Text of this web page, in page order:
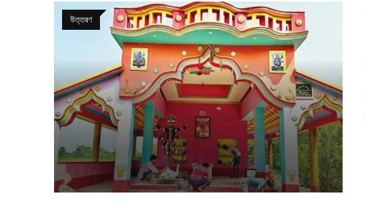
উত্তরণ